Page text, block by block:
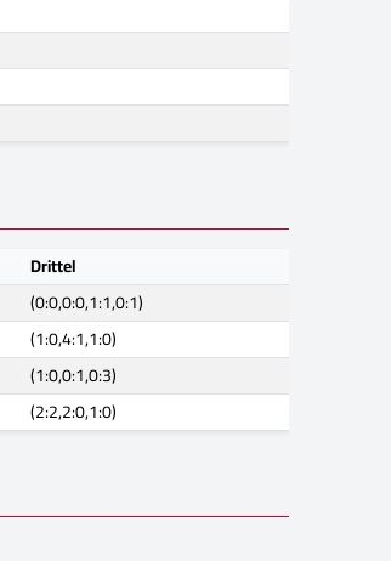
Drittel
(0:0,0:0,1:1,0:1)
(1:0,4:1,1:0)
(1:0,0:1,0:3)
(2:2,2:0,1:0)